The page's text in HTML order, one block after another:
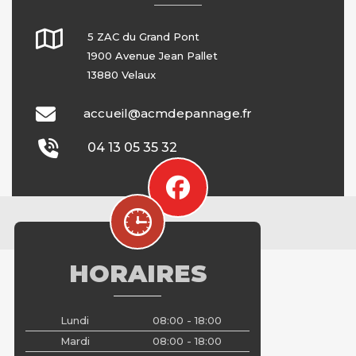
5 ZAC du Grand Pont
1900 Avenue Jean Pallet
13880 Velaux
accueil@acmdepannage.fr
04 13 05 35 32
fab
fa-
facebook
HORAIRES
Lundi
08:00 - 18:00
Mardi
08:00 - 18:00